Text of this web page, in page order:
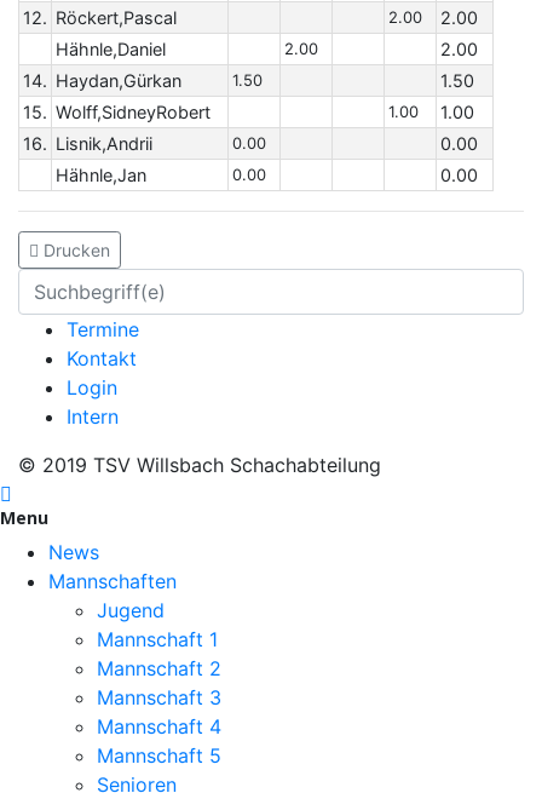
12. Röckert,Pascal 2.00
2.00
Hähnle,Daniel
2.00
2.00
14. Haydan,Gürkan 1.50
1.50
15. Wolff,SidneyRobert 1.00
1.00
16. Lisnik,Andrii 0.00
0.00
Hähnle,Jan
0.00 0.00
Drucken
Termine
Kontakt
Login
Intern
© 2019 TSV Willsbach Schachabteilung
Menu
News
Mannschaften
Jugend
Mannschaft 1
Mannschaft 2
Mannschaft 3
Mannschaft 4
Mannschaft 5
Senioren